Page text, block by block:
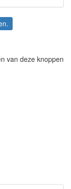
van deze knoppen